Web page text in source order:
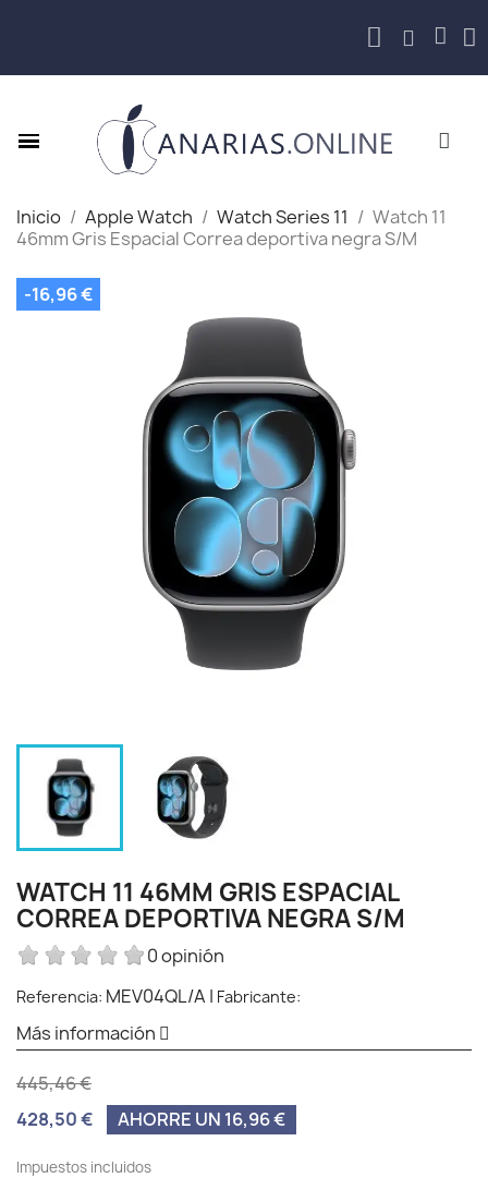
Inicio Apple Watch Watch Series 11
Watch 11
46mm Gris Espacial Correa deportiva negra S/M
-16,96 €
WATCH 11 46MM GRIS ESPACIAL
CORREA DEPORTIVA NEGRA S/M
0 opinión
Referencia: MEV04QL/A | Fabricante:
Más información
445,46 €
428,50 €
AHORRE UN 16,96 €
Impuestos incluidos